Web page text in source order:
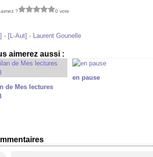
? 0 vote
- [L-Aut] - Laurent Gounelle
aimerez aussi :
de Mes lectures
en pause